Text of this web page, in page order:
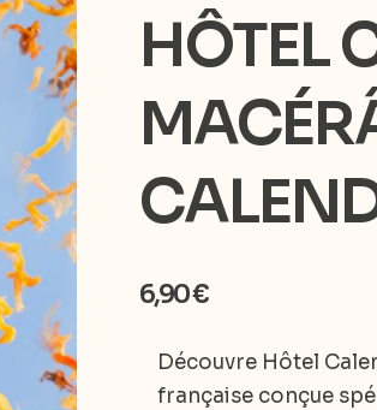
HÔTEL
6,90€
Découvre Hôtel
française conçue